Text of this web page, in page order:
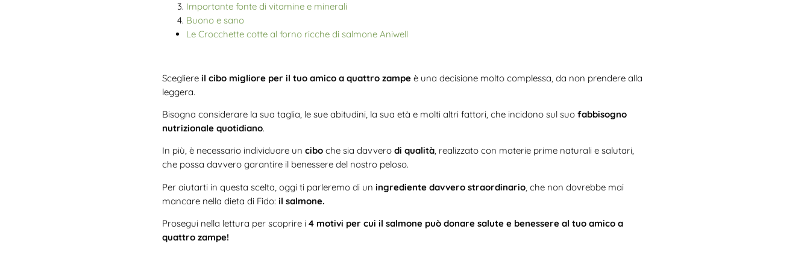
Importante fonte di vitamine e minerali
Buono e sano
Le Crocchette cotte al forno ricche di salmone Aniwell
Scegliere il cibo migliore per il tuo amico a quattro zampeè una decisione molto complessa, da non prendere alla
leggera.
Bisogna considerare la sua taglia, le sue abitudini, la sua età e molti altri fattori, che incidono sul suo fabbisogno
nutrizionale quotidiano.
In più, è necessario individuare un ciboche sia davvero di qualità, realizzato con materie prime naturali e salutari,
che possa davvero garantire il benessere del nostro peloso.
Per aiutarti in questa scelta, oggi ti parleremo di un ingrediente davvero straordinario, che non dovrebbe mai
mancare nella dieta di Fido: il salmone.
Prosegui nella lettura per scoprire i 4 motivi per cui il salmone può donare salute e benessere al tuo amico a
quattro zampe!